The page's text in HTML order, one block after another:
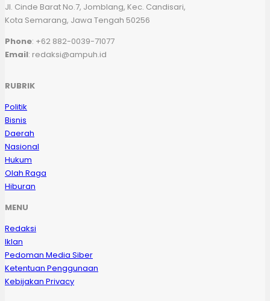
Jl. Cinde Barat No.7, Jomblang, Kec. Candisari,
Kota Semarang, Jawa Tengah 50256
Phone: +62 882-0039-71077
Email: redaksi@ampuh.id
RUBRIK
Politik
Bisnis
Daerah
Nasional
Hukum
Olah Raga
Hiburan
MENU
Redaksi
Iklan
Pedoman Media Siber
Ketentuan Penggunaan
Kebijakan Privacy